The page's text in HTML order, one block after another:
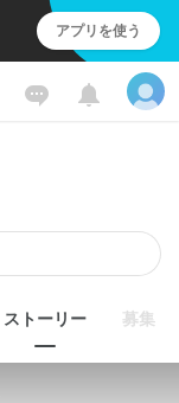
アプリを使う
ストーリー 募集